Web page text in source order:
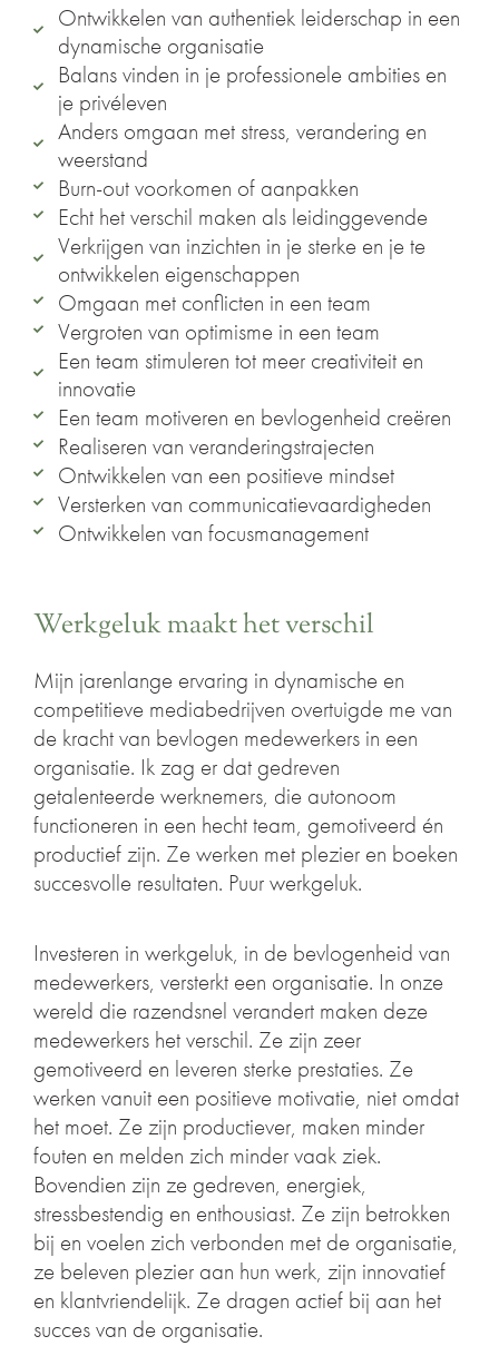
Ontwikkelen van authentiek leiderschap in een
dynamische organisatie
Balans vinden in je professionele ambities en
je privéleven
Anders omgaan met stress, verandering en
weerstand
Burn-out voorkomen of aanpakken
Echt het verschil maken als leidinggevende
Verkrijgen van inzichten in je sterke en je te
ontwikkelen eigenschappen
Omgaan met conflicten in een team
Vergroten van optimisme in een team
Een team stimuleren tot meer creativiteit en
innovatie
Een team motiveren en bevlogenheid creëren
Realiseren van veranderingstrajecten
Ontwikkelen van een positieve mindset
Versterken van communicatievaardigheden
Ontwikkelen van focusmanagement
Werkgeluk maakt het verschil
Mijn jarenlange ervaring in dynamische en
competitieve mediabedrijven overtuigde me van
de kracht van bevlogen medewerkers in een
organisatie. Ik zag er dat gedreven
getalenteerde werknemers, die autonoom
functioneren in een hecht team, gemotiveerd én
productief zijn. Ze werken met plezier en boeken
succesvolle resultaten. Puur werkgeluk.
Investeren in werkgeluk, in de bevlogenheid van
medewerkers, versterkt een organisatie. In onze
wereld die razendsnel verandert maken deze
medewerkers het verschil. Ze zijn zeer
gemotiveerd en leveren sterke prestaties. Ze
werken vanuit een positieve motivatie, niet omdat
het moet. Ze zijn productiever, maken minder
fouten en melden zich minder vaak ziek.
Bovendien zijn ze gedreven, energiek,
stressbestendig en enthousiast. Ze zijn betrokken
bij en voelen zich verbonden met de organisatie,
ze beleven plezier aan hun werk, zijn innovatief
en klantvriendelijk. Ze dragen actief bij aan het
succes van de organisatie.